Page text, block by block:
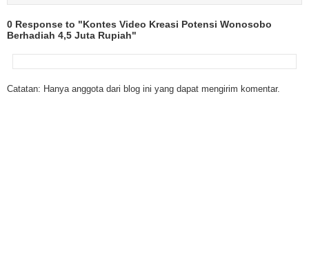
0 Response to "Kontes Video Kreasi Potensi Wonosobo
Berhadiah 4,5 Juta Rupiah"
Catatan: Hanya anggota dari blog ini yang dapat mengirim komentar.